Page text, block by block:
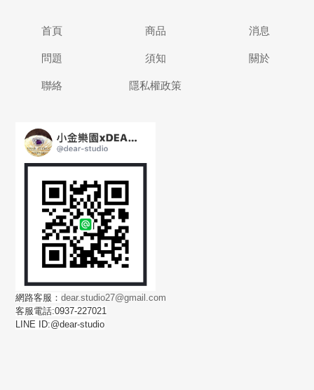
首頁 商品 消息
問題 須知 關於
聯絡 隱私權政策
網路客服：dear.studio27@gmail.com
客服電話:0937-227021
LINE ID:@dear-studio